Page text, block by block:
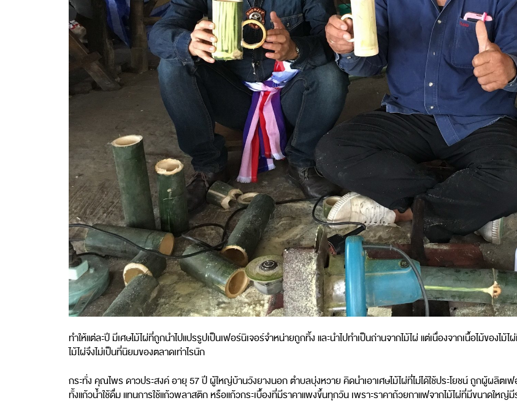
ทำให้แต่ละปี มีเศษไม้ไผ่ที่ถูกนำไปแปรรูปเป็นเฟอร์นิเจอร์จำหน่ายถูกทิ้ง และนำไปทำเป็นถ่านจากไม้ไผ่ แต่เนื่องจากเนื้อไม้ของไม้
ไม้ไผ่จึงไม่เป็นที่นิยมของตลาดเท่าไรนัก
กระทั่ง คุณไพร ดาวประสงค์ อายุ 57 ปี ผู้ใหญ่บ้านวังยางนอก ตำบลบุ่งหวาย คิดนำเอาเศษไม้ไผ่ที่ไม่ได้ใช้ประโยชน์ ถูกผู้ผลิต
ทั้งแก้วน้ำใช้ดื่ม แทนการใช้แก้วพลาสติก หรือแก้วกระเบื้องที่มีราคาแพงขึ้นทุกวัน เพราะราคาถ้วยกาแฟจากไม้ไผ่ที่มีขนาดใหญ่